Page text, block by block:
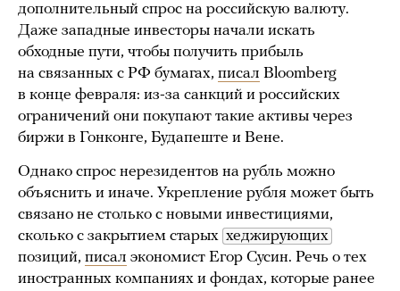
дополнительный спрос на российскую валюту.
Даже западные инвесторы начали искать
обходные пути, чтобы получить прибыль
на связанных с РФ бумагах, писал Bloomberg
в конце февраля: из-за санкций и российских
ограничений они покупают такие активы через
биржи в Гонконге, Будапеште и Вене.
Однако спрос нерезидентов на рубль можно
объяснить и иначе. Укрепление рубля может быть
связано не столько с новыми инвестициями,
сколько с закрытием старых хеджирующих
позиций, писал экономист Егор Сусин. Речь о тех
иностранных компаниях и фондах, которые ранее